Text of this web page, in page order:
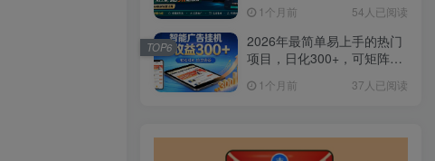
1个月前 54人已阅读
2026年最简单易上手的热门
项目，日化300+，可矩阵操
1个月前 37人已阅读
TOP6